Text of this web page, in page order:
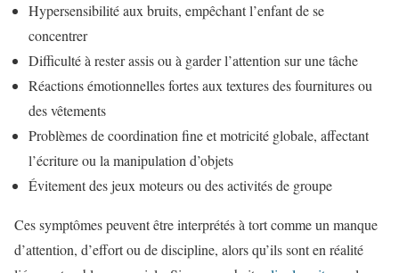
Hypersensibilité aux bruits, empêchant l’enfant de se
concentrer
Difficulté à rester assis ou à garder l’attention sur une tâche
Réactions émotionnelles fortes aux textures des fournitures ou
des vêtements
Problèmes de coordination fine et motricité globale, affectant
l’écriture ou la manipulation d’objets
Évitement des jeux moteurs ou des activités de groupe
Ces symptômes peuvent être interprétés à tort comme un manque
d’attention, d’effort ou de discipline, alors qu’ils sont en réalité